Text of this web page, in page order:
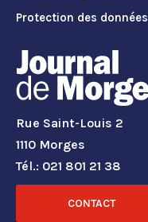
Protection des données
Rue Saint-Louis 2
1110 Morges
Tél.: 021 801 21 38
CONTACT